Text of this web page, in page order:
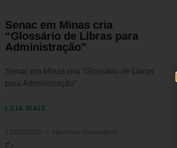
Senac em Minas cria
“Glossário de Libras para
Administração”
Senac em Minas cria “Glossário de Libras
para Administração”
LEIA MAIS